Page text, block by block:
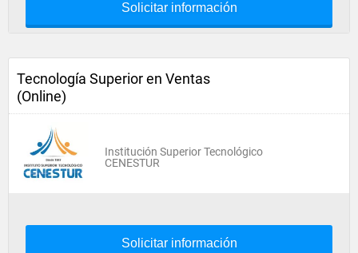
Solicitar información
Tecnología Superior en Ventas
(Online)
Institución Superior Tecnológico
CENESTUR
Solicitar información